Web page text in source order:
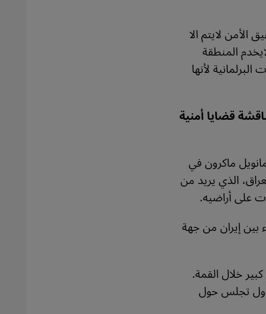
لايتم الا
المنطقة
لأنها
قضايا أمنية
ماكرون في
العراق، الذي يريد من
على أراضيه.
بين إيران من جهة
خلال القمة.
تجلس حول